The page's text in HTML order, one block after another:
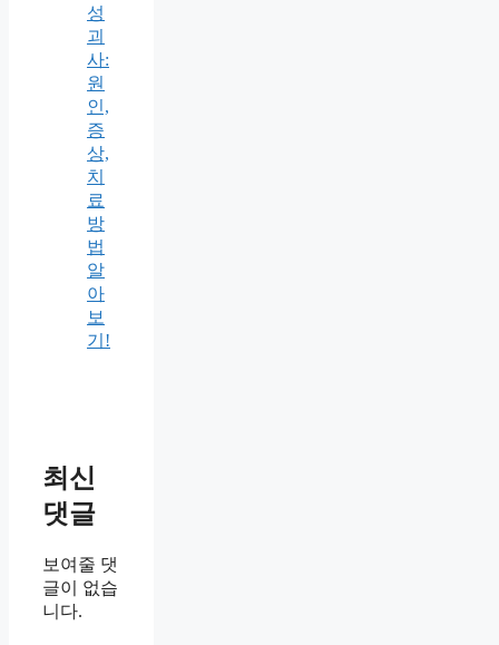
성
괴
사:
원
인,
증
상,
치
료
방
법
알
아
보
기!
최신
댓글
보여줄 댓
글이 없습
니다.